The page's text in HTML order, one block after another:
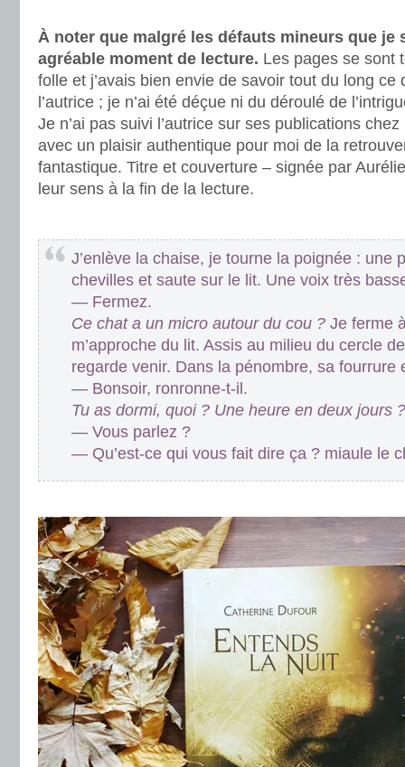
À noter que malgré les défauts mineurs que je
agréable moment de lecture. Les pages se sont
folle et j’avais bien envie de savoir tout du long ce
l’autrice ; je n’ai été déçue ni du déroulé de
Je n’ai pas suivi l’autrice sur ses publications
avec un plaisir authentique pour moi de la
fantastique. Titre et couverture – signée par
leur sens à la fin de la lecture.
J’enlève la chaise, je tourne la poignée : une
chevilles et saute sur le lit. Une voix très
— Fermez.
Ce chat a un micro autour du cou ? Je ferme
m’approche du lit. Assis au milieu du cercle
regarde venir. Dans la pénombre, sa fourrure
— Bonsoir, ronronne-t-il.
Tu as dormi, quoi ? Une heure en deux jours ?
— Vous parlez ?
— Qu’est-ce qui vous fait dire ça ? miaule le